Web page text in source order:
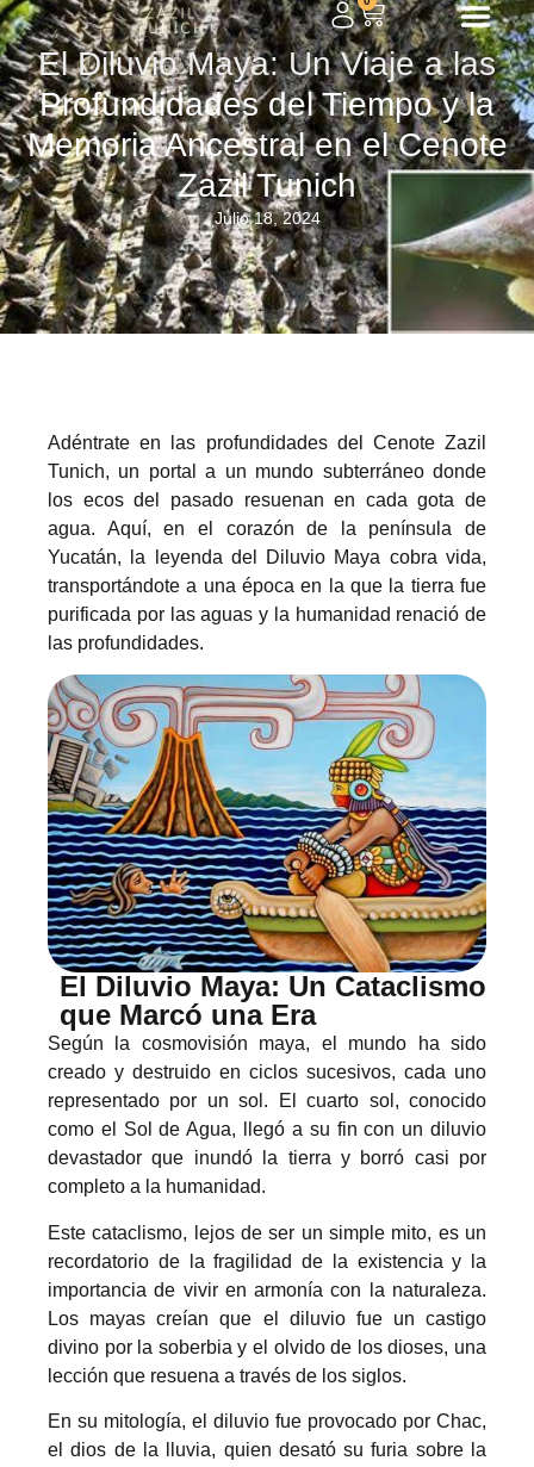
El Diluvio Maya: Un Viaje a las
Profundidades del Tiempo y la
Memoria Ancestral en el Cenote
Zazil Tunich
Julio 18, 2024
Adéntrate en las profundidades del Cenote Zazil
Tunich, un portal a un mundo subterráneo donde
los ecos del pasado resuenan en cada gota de
agua. Aquí, en el corazón de la península de
Yucatán, la leyenda del Diluvio Maya cobra vida,
transportándote a una época en la que la tierra fue
purificada por las aguas y la humanidad renació de
las profundidades.
El Diluvio Maya: Un Cataclismo
que Marcó una Era
Según la cosmovisión maya, el mundo ha sido
creado y destruido en ciclos sucesivos, cada uno
representado por un sol. El cuarto sol, conocido
como el Sol de Agua, llegó a su fin con un diluvio
devastador que inundó la tierra y borró casi por
completo a la humanidad.
Este cataclismo, lejos de ser un simple mito, es un
recordatorio de la fragilidad de la existencia y la
importancia de vivir en armonía con la naturaleza.
Los mayas creían que el diluvio fue un castigo
divino por la soberbia y el olvido de los dioses, una
lección que resuena a través de los siglos.
En su mitología, el diluvio fue provocado por Chac,
el dios de la lluvia, quien desató su furia sobre la